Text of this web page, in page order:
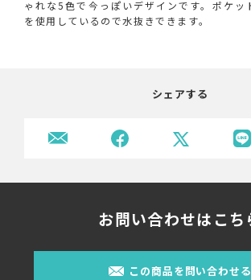
ゃれな5色で今っぽいデザインです。ポケッ
を使用しているので水抜きできます。
シェアする
お問い合わせはこち
この商品を問い合わせる